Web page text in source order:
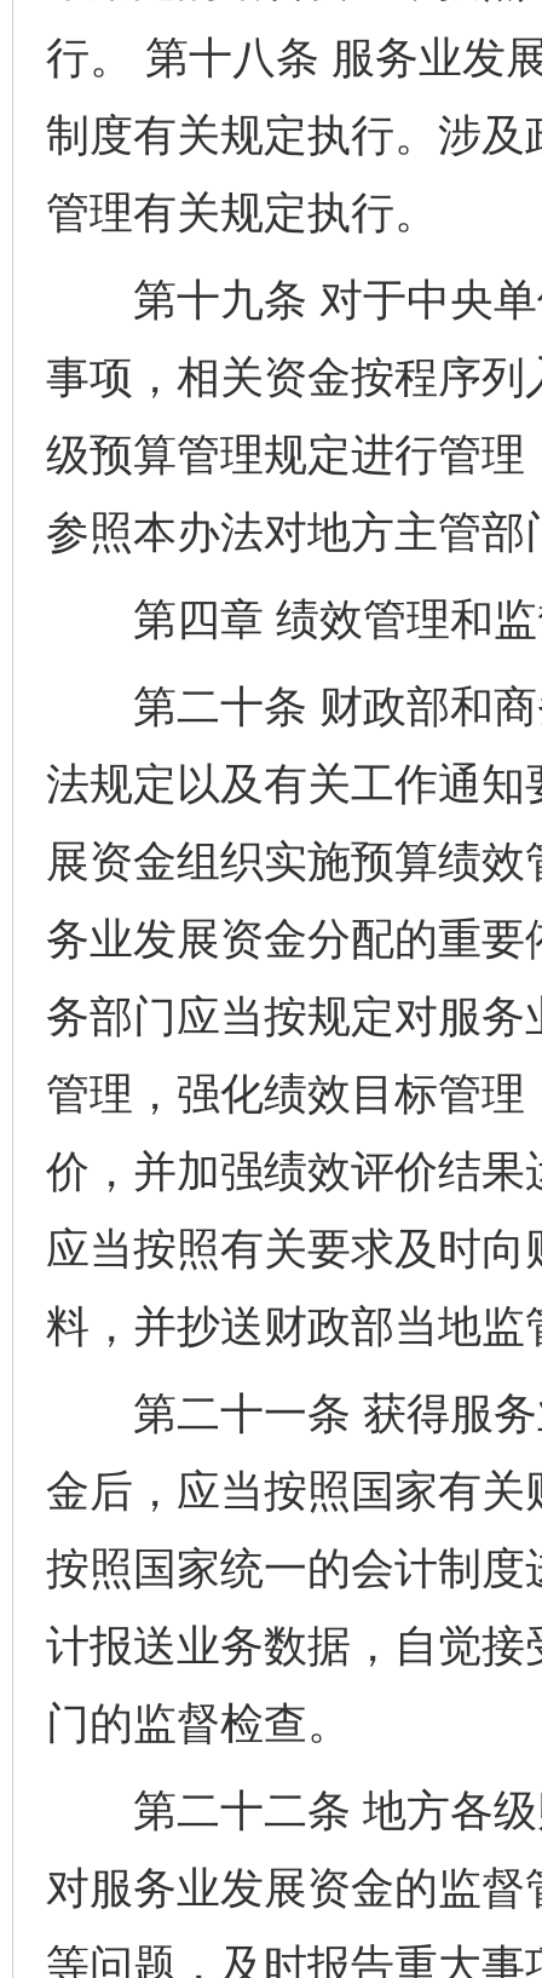
行。 第十八条 服务业发
制度有关规定执行。涉
管理有关规定执行。
第十九条 对于中央单
事项，相关资金按程序
级预算管理规定进行管
参照本办法对地方主管
第四章 绩效管理和
第二十条 财政部和商
法规定以及有关工作通
展资金组织实施预算绩
务业发展资金分配的重
务部门应当按规定对服
管理，强化绩效目标管
价，并加强绩效评价结
应当按照有关要求及时
料，并抄送财政部当地
第二十一条 获得服务
金后，应当按照国家有
按照国家统一的会计制
计报送业务数据，自觉
门的监督检查。
第二十二条 地方各级
对服务业发展资金的监
等问题，及时报告重大